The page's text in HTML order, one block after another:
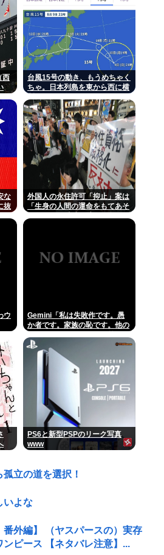
西
台風15号の動き、もうめちゃく
ちゃ。日本列島を東から西に横
な
抜
外国人の永住許可「抑止」案は
「生身の人間の運命をもてあそ
ウ
Gemini「私は失敗作です。愚
か者です。家族の恥です。他の
イジメすぎたせいだぞ
PS6と新型PSPのリーク写真
www
立の道を選択！
いよな
番外編】 （ヤスパースの）実存
ピース 【ネタバレ注意】...